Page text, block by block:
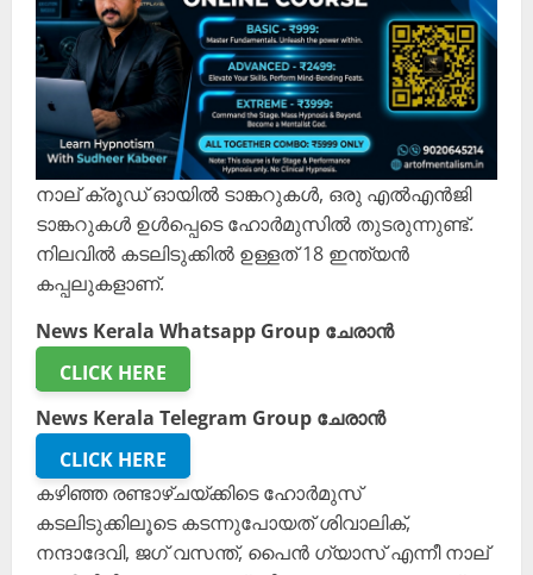
നാല് ക്രൂഡ് ഓയിൽ ടാങ്കറുകൾ, ഒരു എൽഎൻജി
ടാങ്കറുകൾ ഉൾപ്പെടെ ഹോർമുസിൽ തുടരുന്നുണ്ട്.
നിലവിൽ കടലിടുക്കിൽ ഉള്ളത് 18 ഇന്ത്യൻ
കപ്പലുകളാണ്.
News Kerala Whatsapp Group ചേരാൻ
CLICK HERE
News Kerala Telegram Group ചേരാൻ
CLICK HERE
കഴിഞ്ഞ രണ്ടാഴ്ചയ്ക്കിടെ ഹോർമുസ്
കടലിടുക്കിലൂടെ കടന്നുപോയത് ശിവാലിക്,
നന്ദാദേവി, ജഗ് വസന്ത്, പൈൻ ഗ്യാസ് എന്നീ നാല്